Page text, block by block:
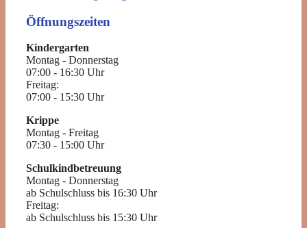
Öffnungszeiten
Kindergarten
Montag - Donnerstag
07:00 - 16:30 Uhr
Freitag:
07:00 - 15:30 Uhr
Krippe
Montag - Freitag
07:30 - 15:00 Uhr
Schulkindbetreuung
Montag - Donnerstag
ab Schulschluss bis 16:30 Uhr
Freitag:
ab Schulschluss bis 15:30 Uhr